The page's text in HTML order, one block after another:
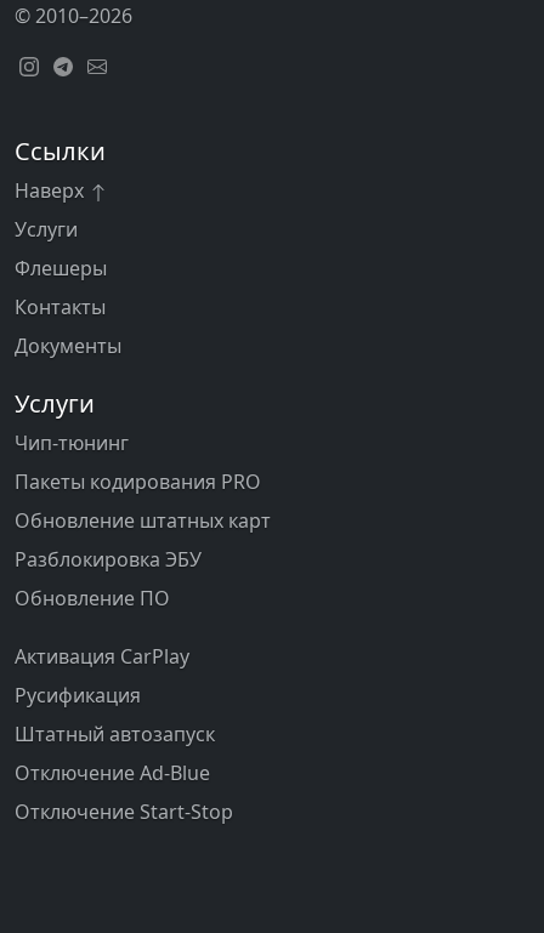
© 2010–2026
Ссылки
Наверх
Услуги
Флешеры
Контакты
Документы
Услуги
Чип-тюнинг
Пакеты кодирования PRO
Обновление штатных карт
Разблокировка ЭБУ
Обновление ПО
Активация CarPlay
Русификация
Штатный автозапуск
Отключение Ad-Blue
Отключение Start-Stop